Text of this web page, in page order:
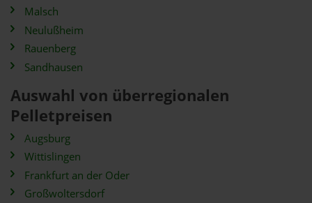
Malsch
Neulußheim
Rauenberg
Sandhausen
Auswahl von überregionalen
Pelletpreisen
Augsburg
Wittislingen
Frankfurt an der Oder
Großwoltersdorf